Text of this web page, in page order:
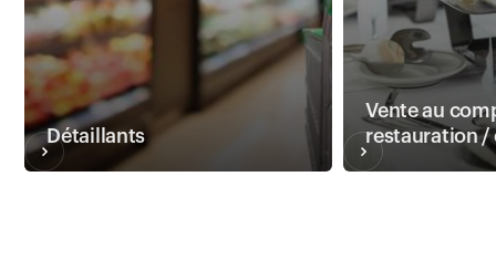
Détaillants
Vente au
restauration /